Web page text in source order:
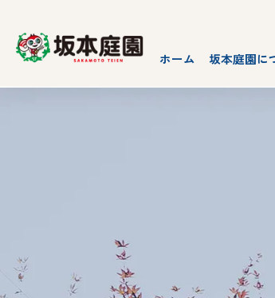
ホーム 坂本庭園に